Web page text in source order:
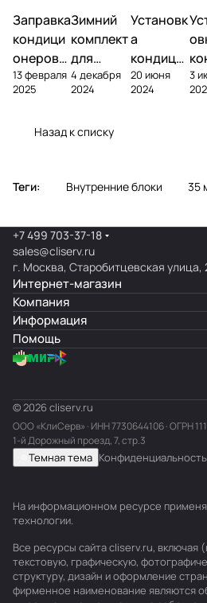
Заправка
кондици
онеров
фреоном
13 февраля
2025
Зимний
комплект
для
кондици
онера
4 декабря
2024
Установк
а
кондици
онера на
фасаде
20 июня
2024
ра
3
Назад к списку
Теги: Внутренние блоки 35
+7 499 703-37-18
sales@cliserv.ru
г. Москва, Старобитцевская улица,
Интернет-магазин
Компания
Информация
Помощь
© 2026 cliserv.ru
ООО «КлиСерв» · ИНН7730644106· ОГРН
1-й Дорожный проезд, 7, стр.3
Темная тема Конфиденциальность
На информационном ресурсе
технологии.
Все ресурсы сайта cliserv.ru, включая
текстовую, графическую,
структуру, дизайн и оформление
фирменное наименование являются